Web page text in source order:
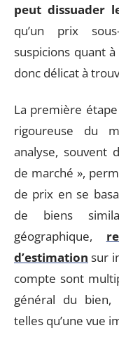
peut dissuader
qu’un prix
suspicions quant
donc délicat à
La première
rigoureuse du
analyse, souvent
de marché »,
de prix en se
de biens
géographique,
d’estimation sur
compte sont
général du bien,
telles qu’une vue